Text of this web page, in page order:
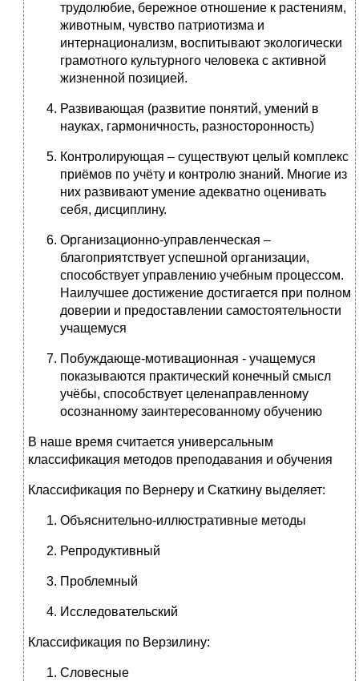
трудолюбие, бережное отношение к растениям,
животным, чувство патриотизма и
интернационализм, воспитывают экологически
грамотного культурного человека с активной
жизненной позицией.
Развивающая (развитие понятий, умений в
науках, гармоничность, разносторонность)
Контролирующая – существуют целый комплекс
приёмов по учёту и контролю знаний. Многие из
них развивают умение адекватно оценивать
себя, дисциплину.
Организационно-управленческая –
благоприятствует успешной организации,
способствует управлению учебным процессом.
Наилучшее достижение достигается при полном
доверии и предоставлении самостоятельности
учащемуся
Побуждающе-мотивационная - учащемуся
показываются практический конечный смысл
учёбы, способствует целенаправленному
осознанному заинтересованному обучению
В наше время считается универсальным
классификация методов преподавания и обучения
Классификация по Вернеру и Скаткину выделяет:
Объяснительно-иллюстративные методы
Репродуктивный
Проблемный
Исследовательский
Классификация по Верзилину:
Словесные